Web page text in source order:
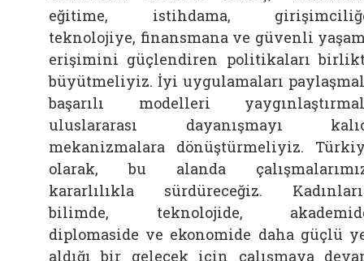
eğitime, istihdama,
teknolojiye, finansmana ve güvenli
erişimini güçlendiren politikaları
büyütmeliyiz. İyi uygulamaları
başarılı modelleri
uluslararası dayanışmayı
mekanizmalara dönüştürmeliyiz.
olarak, bu alanda
kararlılıkla sürdüreceğiz.
bilimde, teknolojide,
diplomaside ve ekonomide daha güçlü
aldığı bir gelecek için çalışmaya